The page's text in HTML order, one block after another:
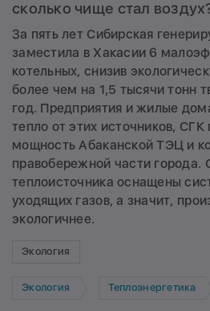
сколько чище стал
За пять лет Сибирская
заместила в Хакасии 6
котельных, снизив
более чем на 1,5 тысячи тонн
год. Предприятия и жилые
тепло от этих источников,
мощность Абаканской ТЭЦ и
правобережной части города.
теплоисточника оснащены
уходящих газов, а значит,
экологичнее.
Экология
Экология Теплоэнергетика